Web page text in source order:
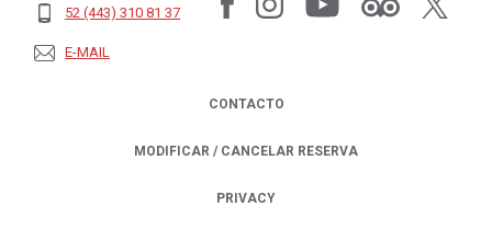
52 (443) 310 81 37
E-MAIL
CONTACTO
MODIFICAR / CANCELAR RESERVA
PRIVACY
OPENS IN A NEW TAB.